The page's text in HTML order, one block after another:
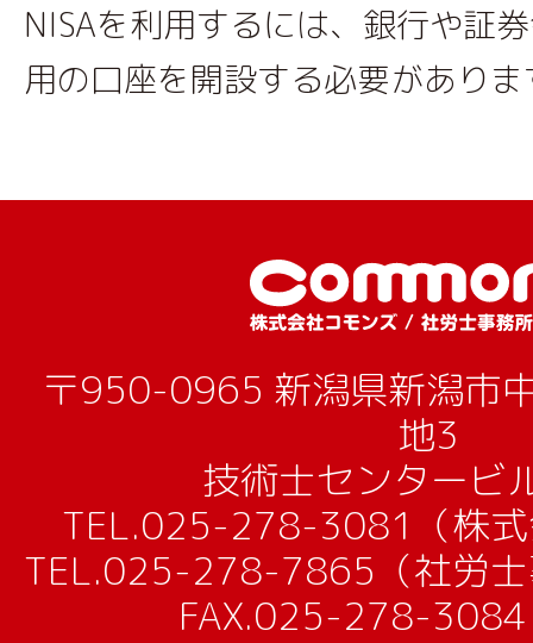
NISAを利用するには、銀行や証
用の口座を開設する必要があり
〒950-0965 新潟県新潟市
地3
技術士センター
TEL.025-278-3081（株式
TEL.025-278-7865（社労士
FAX.025-278-3084